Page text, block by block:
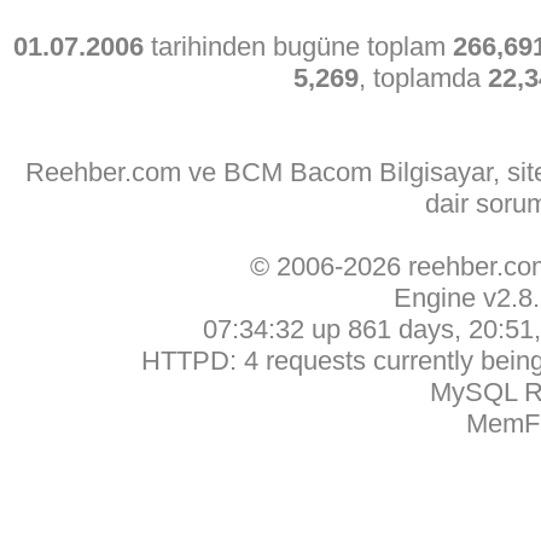
01.07.2006 tarihinden bugüne toplam
5,269, toplamda
Reehber.com ve BCM Bacom Bilgisayar,
dair
© 2006-2026
Engine
07:34:32 up 861 days,
HTTPD: 4 requests currently
MySQL